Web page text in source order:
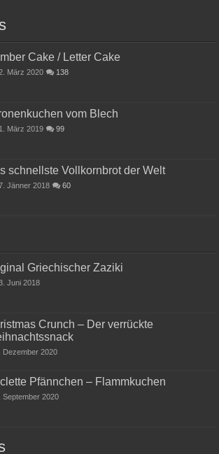
Cake / Letter Cake
März 2020 138
vom Blech
März 2019 99
schnellste Vollkornbrot der Welt
Jänner 2018 60
Griechischer Zaziki
Juni 2018
Crunch – Der verrückte
Dezember 2020
Pfännchen – Flammkuchen
September 2020